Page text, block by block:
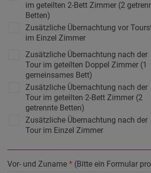
im geteilten 2-Bett Zimmer (2
Betten)
Zusätzliche Übernachtung vor
im Einzel Zimmer
Zusätzliche Übernachtung nach der
Tour im geteilten Doppel Zimmer (1
gemeinsames Bett)
Zusätzliche Übernachtung nach der
Tour im geteilten 2-Bett Zimmer (2
getrennte Betten)
Zusätzliche Übernachtung nach der
Tour im Einzel Zimmer
Vor- und Zuname * (Bitte ein Formular